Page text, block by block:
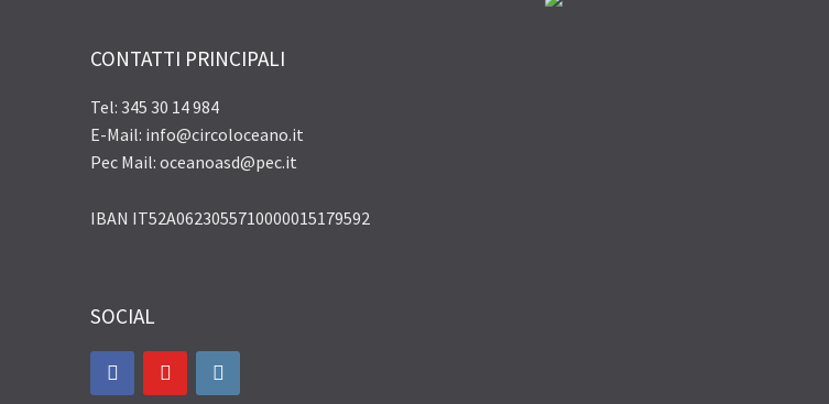
CONTATTI PRINCIPALI
Tel: 345 30 14 984
E-Mail: info@circoloceano.it
Pec Mail: oceanoasd@pec.it
IBAN IT52A0623055710000015179592
SOCIAL